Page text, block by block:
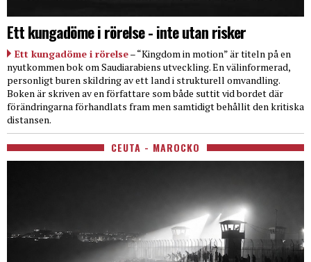
Ett kungadöme i rörelse - inte utan risker
Ett kungadöme i rörelse– “Kingdom in motion” är titeln på en
nyutkommen bok om Saudiarabiens utveckling. En välinformerad,
personligt buren skildring av ett land i strukturell omvandling.
Boken är skriven av en författare som både suttit vid bordet där
förändringarna förhandlats fram men samtidigt behållit den kritiska
distansen.
CEUTA - MAROCKO